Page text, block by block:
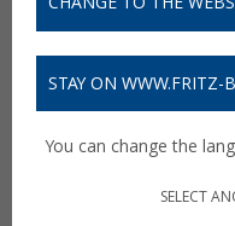
STAY ON WWW.FRITZ-
You can change the
SELECT